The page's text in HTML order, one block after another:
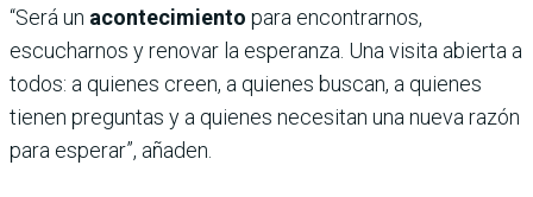
“Será un acontecimiento para encontrarnos,
escucharnos y renovar la esperanza. Una visita abierta a
todos: a quienes creen, a quienes buscan, a quienes
tienen preguntas y a quienes necesitan una nueva razón
para esperar”, añaden.